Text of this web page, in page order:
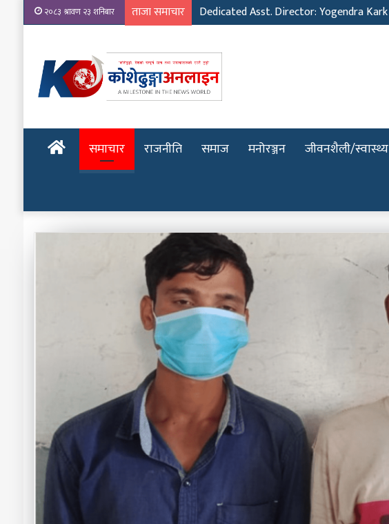
२०८३ श्रावण २३ शनिबार ताजा समाचार Dedicated Asst. Director: Yogendra Kark
होमपेजसमाचार राजनीति समाज मनोरञ्जन जीवनशैली/स्वास्थ्य